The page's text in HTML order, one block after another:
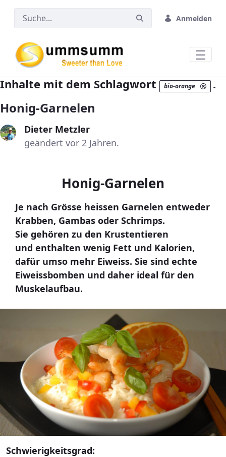
Zum Hauptinhalt springen
Anmelden
Inhalte mit dem Schlagwort bio-orange .
Honig-Garnelen
Dieter Metzler
geändert vor 2 Jahren.
Honig-Garnelen
Je nach Grösse heissen Garnelen entweder
Krabben, Gambas oder Schrimps.
Sie gehören zu den Krustentieren
und enthalten wenig Fett und Kalorien,
dafür umso mehr Eiweiss. Sie sind echte
Eiweissbomben und daher ideal für den
Muskelaufbau.
Schwierigkeitsgrad: